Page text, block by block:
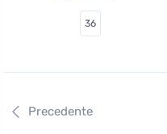
36
Precedente